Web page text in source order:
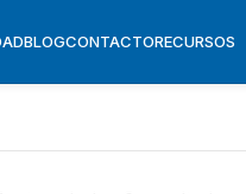
BLOGCONTACTORECURSOS